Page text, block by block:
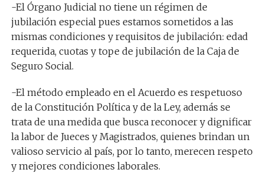
-El Órgano Judicial no tiene un régimen de
jubilación especial pues estamos sometidos a las
mismas condiciones y requisitos de jubilación: edad
requerida, cuotas y tope de jubilación de la Caja de
Seguro Social.
-El método empleado en el Acuerdo es respetuoso
de la Constitución Política y de la Ley, además se
trata de una medida que busca reconocer y dignificar
la labor de Jueces y Magistrados, quienes brindan un
valioso servicio al país, por lo tanto, merecen respeto
y mejores condiciones laborales.